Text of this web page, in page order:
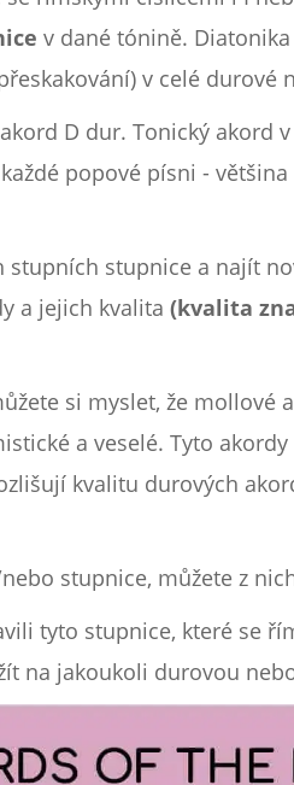
v dané tónině.
v celé durové
D dur. Tonický akord
popové písni -
stupnice a najít
a jejich kvalita(kvalita
si myslet, že mollové
a veselé. Tyto
kvalitu durových
stupnice, můžete z
tyto stupnice, které se
na jakoukoli durovou